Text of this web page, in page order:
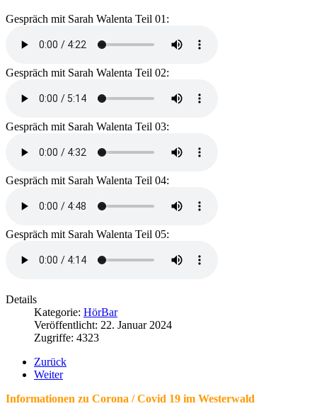
Gespräch mit Sarah Walenta Teil 01:
Gespräch mit Sarah Walenta Teil 02:
Gespräch mit Sarah Walenta Teil 03:
Gespräch mit Sarah Walenta Teil 04:
Gespräch mit Sarah Walenta Teil 05:
Details
Kategorie: HörBar
Veröffentlicht: 22. Januar 2024
Zugriffe: 4323
Zurück
Weiter
Informationen zu Corona / Covid 19 im Westerwald